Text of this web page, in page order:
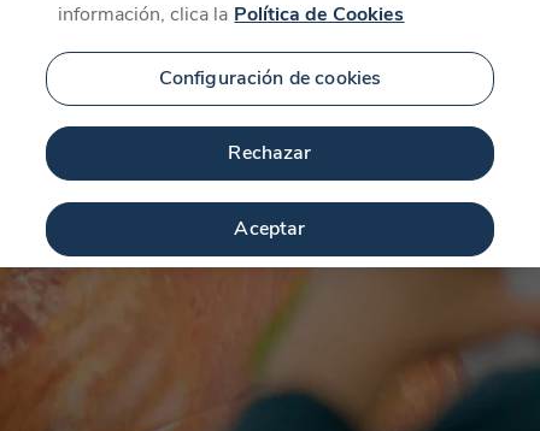
información, clica la Política de Cookies
Configuración de cookies
Rechazar
Aceptar